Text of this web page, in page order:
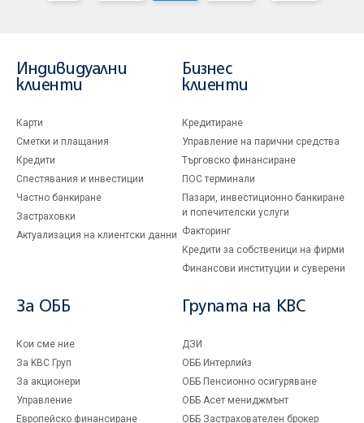
Индивидуални
клиенти
Карти
Сметки и плащания
Кредити
Спестявания и инвестиции
Частно банкиране
Застраховки
Актуализация на клиентски данни
Бизнес
клиенти
Кредитиране
Управление на парични средства
Търговско финансиране
ПОС терминали
Пазари, инвестиционно банкиране
и попечителски услуги
Факторинг
Кредити за собственици на фирми
Финансови институции и суверени
За ОББ
Кои сме ние
За KBC Груп
За акционери
Управление
Европейско финансиране
Групата на KBC
ДЗИ
ОББ Интерлийз
ОББ Пенсионно осигуряване
ОББ Асет мениджмънт
ОББ Застрахователен брокер